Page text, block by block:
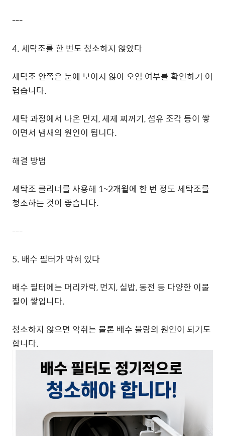
---
4. 세탁조를 한 번도 청소하지 않았다
세탁조 안쪽은 눈에 보이지 않아 오염 여부를 확인하기 어
렵습니다.
세탁 과정에서 나온 먼지, 세제 찌꺼기, 섬유 조각 등이 쌓
이면서 냄새의 원인이 됩니다.
해결 방법
세탁조 클리너를 사용해 1~2개월에 한 번 정도 세탁조를
청소하는 것이 좋습니다.
---
5. 배수 필터가 막혀 있다
배수 필터에는 머리카락, 먼지, 실밥, 동전 등 다양한 이물
질이 쌓입니다.
청소하지 않으면 악취는 물론 배수 불량의 원인이 되기도
합니다.